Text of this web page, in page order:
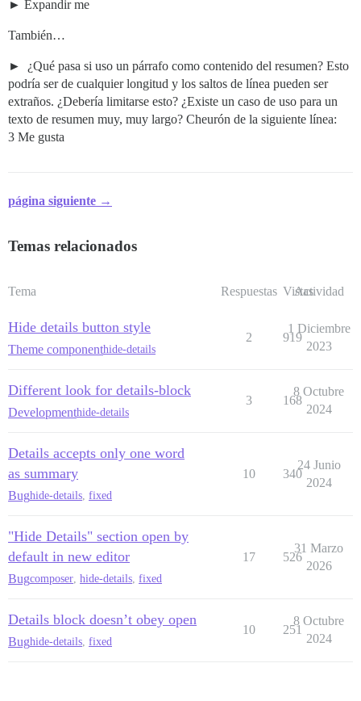
Expandir me
También…
¿Qué pasa si uso un párrafo como contenido del resumen? Esto
podría ser de cualquier longitud y los saltos de línea pueden ser
extraños. ¿Debería limitarse esto? ¿Existe un caso de uso para un
texto de resumen muy, muy largo? Cheurón de la siguiente línea:
3 Me gusta
página siguiente →
Temas relacionados
Tema Respuestas Vistas
Actividad
Hide details button style
Theme componenthide-details
2 919
1 Diciembre
2023
Different look for details-block
Developmenthide-details
3 168
8 Octubre
2024
Details accepts only one word
as summary
Bughide-details, fixed
10 340
24 Junio
2024
"Hide Details" section open by
default in new editor
Bugcomposer, hide-details, fixed
17 526
31 Marzo
2026
Details block doesn’t obey open
Bughide-details, fixed
10 251
8 Octubre
2024